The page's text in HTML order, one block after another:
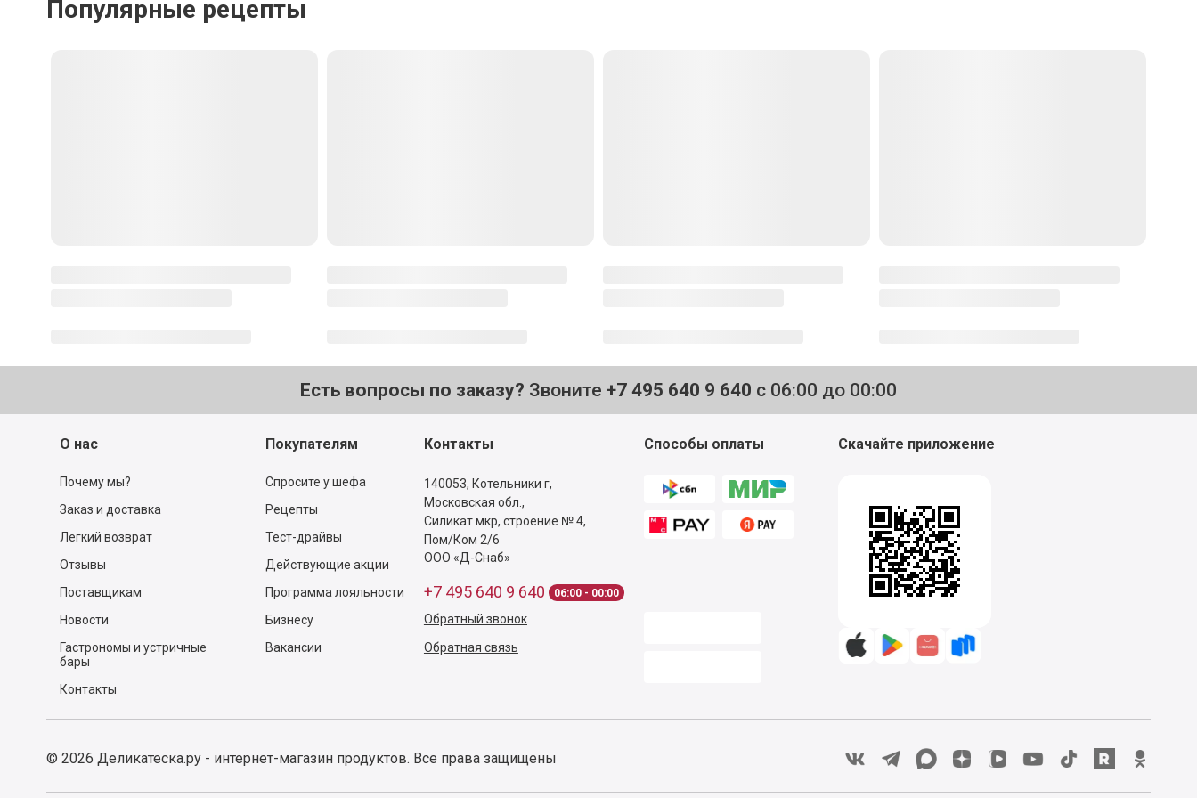
Популярные рецепты
Есть вопросы по заказу? Звоните +7 495 640 9 640 с 06:00 до 00:00
О нас
Почему мы?
Заказ и доставка
Легкий возврат
Отзывы
Поставщикам
Новости
Гастрономы и устричные
бары
Контакты
Покупателям
Спросите у шефа
Рецепты
Тест-драйвы
Действующие акции
Программа лояльности
Бизнесу
Вакансии
Контакты
140053, Котельники г,
Московская обл.,
Силикат мкр, строение № 4,
Пом/Ком 2/6
ООО «Д-Снаб»
+7 495 640 9 640 06:00 - 00:00
Обратный звонок
Обратная связь
Способы оплаты Скачайте приложение
© 2026 Деликатеска.ру - интернет-магазин продуктов. Все права защищены